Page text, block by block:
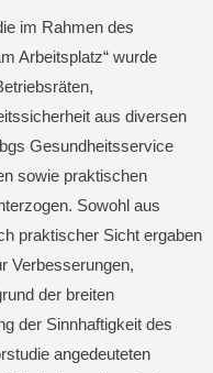
im Rahmen des
Arbeitsplatz“ wurde
aus diversen
Gesundheitsservice
sowie praktischen
Sowohl aus
praktischer Sicht ergaben
Verbesserungen,
der breiten
der Sinnhaftigkeit des
angedeuteten